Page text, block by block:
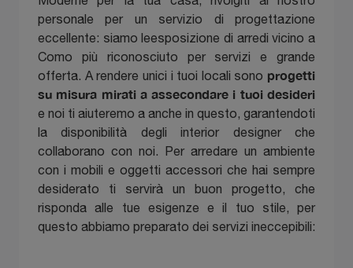
personale per un servizio di progettazione
eccellente: siamo leesposizione di arredi vicino a
Como più riconosciuto per servizi e grande
offerta. A rendere unici i tuoi locali sono progetti
su misura mirati a assecondare i tuoi desideri
e noi ti aiuteremo a anche in questo, garantendoti
la disponibilità degli interior designer che
collaborano con noi. Per arredare un ambiente
con i mobili e oggetti accessori che hai sempre
desiderato ti servirà un buon progetto, che
risponda alle tue esigenze e il tuo stile, per
questo abbiamo preparato dei servizi ineccepibili: